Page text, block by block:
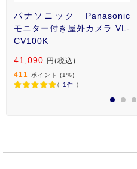
パナソニック Panasonic
モニター付き屋外カメラ VL-
CV100K
41,090 円(税込)
411
ポイント (1%)
（ 1件 ）